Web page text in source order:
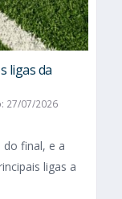
ligas da
27/07/2026
final, e a
ligas a